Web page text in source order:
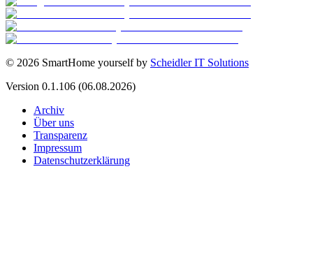
© 2026 SmartHome yourself by Scheidler IT Solutions
Version 0.1.106 (06.08.2026)
Archiv
Über uns
Transparenz
Impressum
Datenschutzerklärung